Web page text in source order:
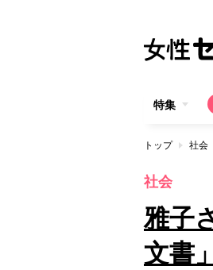
特集
トップ 社会
社会
雅子
文書